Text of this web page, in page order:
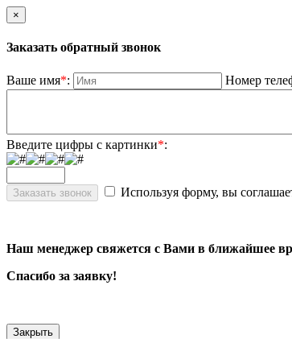
×
Заказать обратный звонок
Ваше имя*: Номер
Введите цифры с картинки*:
Используя форму, вы
Наш менеджер свяжется с Вами в ближайшее
Спасибо за заявку!
Закрыть